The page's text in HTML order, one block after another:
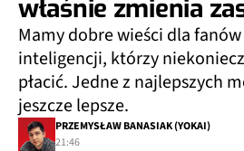
właśnie zmienia
Mamy dobre wieści dla
inteligencji, którzy
płacić. Jedne z najlepszych
jeszcze lepsze.
PRZEMYSŁAW BANASIAK (YOKAI)
21:46